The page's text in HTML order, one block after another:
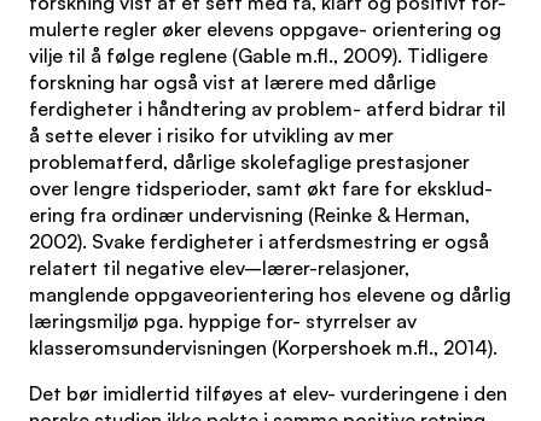
mulerte regler øker elevens oppgave- orientering og
vilje til å følge reglene (Gable m.fl., 2009). Tidligere
forskning har også vist at lærere med dårlige
ferdigheter i håndtering av problem- atferd bidrar til
å sette elever i risiko for utvikling av mer
problematferd, dårlige skolefaglige prestasjoner
over lengre tidsperioder, samt økt fare for eksklud-
ering fra ordinær undervisning (Reinke & Herman,
2002). Svake ferdigheter i atferdsmestring er også
relatert til negative elev–lærer-relasjoner,
manglende oppgaveorientering hos elevene og dårlig
læringsmiljø pga. hyppige for- styrrelser av
klasseromsundervisningen (Korpershoek m.fl., 2014).
Det bør imidlertid tilføyes at elev- vurderingene i den